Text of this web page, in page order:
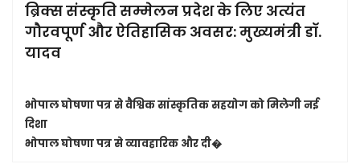
ब्रिक्स संस्कृति सम्मेलन प्रदेश के लिए अत्यंत
गौरवपूर्ण और ऐतिहासिक अवसर: मुख्यमंत्री डॉ.
यादव
भोपाल घोषणा पत्र से वैश्विक सांस्कृतिक सहयोग को मिलेगी नई
दिशा
भोपाल घोषणा पत्र से व्यावहारिक और दी�